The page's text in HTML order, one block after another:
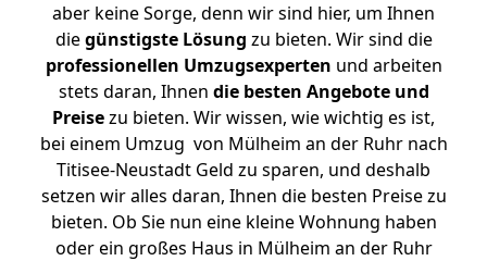
aber keine Sorge, denn wir sind hier, um Ihnen
diegünstigste Lösung zu bieten. Wir sind die
professionellen Umzugsexperten und arbeiten
stets daran, Ihnen die besten Angebote und
Preisezu bieten. Wir wissen, wie wichtig es ist,
bei einem Umzug von Mülheim an der Ruhr nach
Titisee-Neustadt Geld zu sparen, und deshalb
setzen wir alles daran, Ihnen die besten Preise zu
bieten. Ob Sie nun eine kleine Wohnung haben
oder ein großes Haus in Mülheim an der Ruhr